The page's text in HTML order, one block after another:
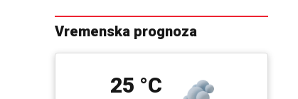
Vremenska prognoza
25 °C